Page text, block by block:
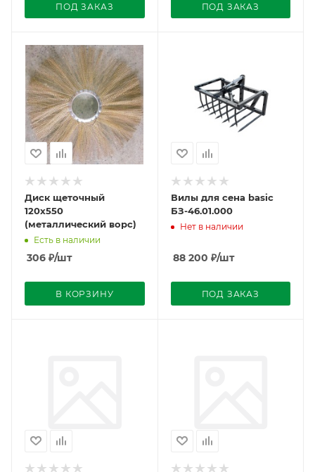
ПОД ЗАКАЗ ПОД ЗАКАЗ
Диск щеточный
120х550
(металлический ворс)
Есть в наличии
306 ₽/шт
В КОРЗИНУ
Вилы для сена basic
БЗ-46.01.000
Нет в наличии
88 200 ₽/шт
ПОД ЗАКАЗ